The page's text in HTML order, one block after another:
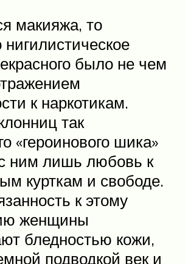
макияжа, то
было не чем
к наркотикам.
так
«героинового шика»
ним лишь любовь к
курткам и свободе.
к этому
женщины
бледностью кожи,
подводкой век и